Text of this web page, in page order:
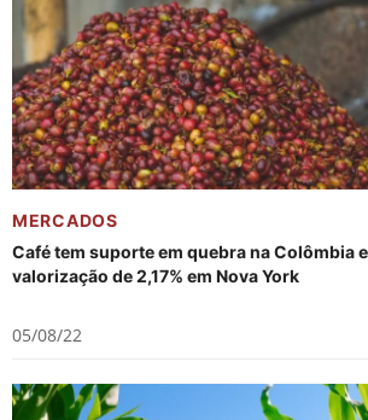
MERCADOS
Café tem suporte em quebra na Colômbia
valorização de 2,17% em Nova York
05/08/22